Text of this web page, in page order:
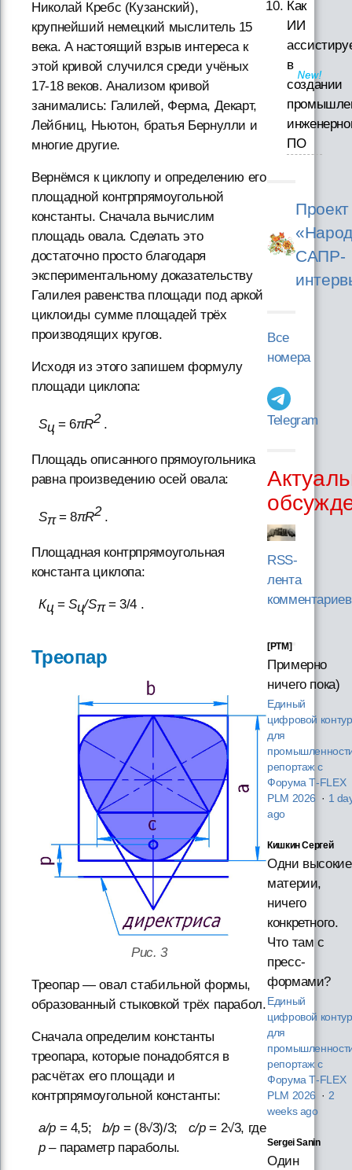
Николай Кребс (Кузанский),
крупнейший немецкий мыслитель 15
века. А настоящий взрыв интереса к
этой кривой случился среди учёных
17-18 веков. Анализом кривой
занимались: Галилей, Ферма, Декарт,
Лейбниц, Ньютон, братья Бернулли и
многие другие.
Вернёмся к циклопу и определению его
площадной контрпрямоугольной
константы. Сначала вычислим
площадь овала. Сделать это
достаточно просто благодаря
экспериментальному доказательству
Галилея равенства площади под аркой
циклоиды сумме площадей трёх
производящих кругов.
Исходя из этого запишем формулу
площади циклопа:
Sц = 6πR2 .
Площадь описанного прямоугольника
равна произведению осей овала:
Sπ= 8πR2 .
Площадная контрпрямоугольная
константа циклопа:
Кц =Sц/Sπ= 3/4 .
Треопар
Рис. 3
Треопар — овал стабильной формы,
образованный стыковкой трёх парабол.
Сначала определим константы
треопара, которые понадобятся в
расчётах его площади и
контрпрямоугольной константы:
a/p= 4,5;b/p = (8√3)/3; c/p= 2√3, где
p– параметр параболы.
Как
ИИ
в
создании
ПО
Проект
САПР-
Все
номера
Telegram
RSS-
лента
комментариев
[PTM]
Примерно
ничего пока)
Единый
цифровой контур
для
репортаж с
Форума T‑FLEX
PLM 2026 · 1
ago
Кишкин Сергей
Одни высокие
материи,
ничего
конкретного.
Что там с
пресс-
формами?
Единый
цифровой контур
для
репортаж с
Форума T‑FLEX
PLM 2026 · 2
weeks ago
Sergei Sanin
Один